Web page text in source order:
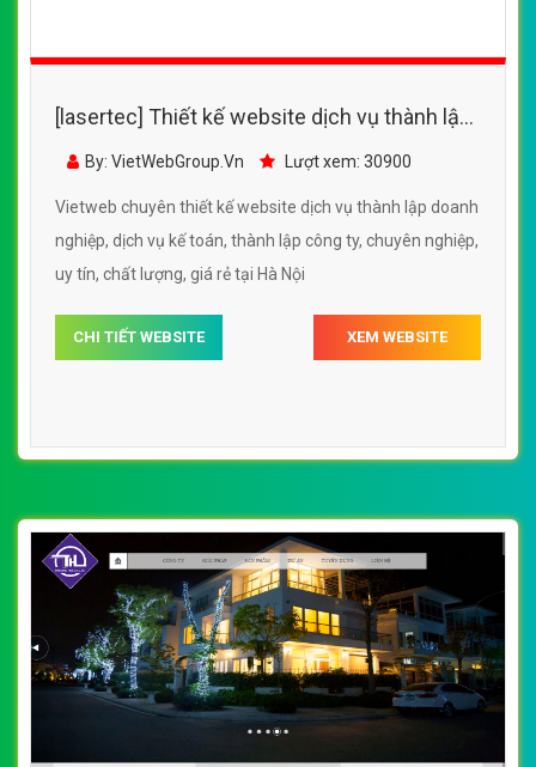
[lasertec] Thiết kế website dịch vụ thành lập
doanh nghiệp, dịch vụ kế toán, thành lập
By: VietWebGroup.Vn Lượt xem: 30900
Vietweb chuyên thiết kế website dịch vụ thành lập doanh
nghiệp, dịch vụ kế toán, thành lập công ty, chuyên nghiệp,
uy tín, chất lượng, giá rẻ tại Hà Nội
CHI TIẾT WEBSITE XEM WEBSITE